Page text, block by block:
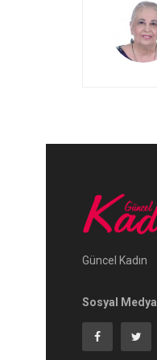
Güncel Kadın
Sosyal Medya